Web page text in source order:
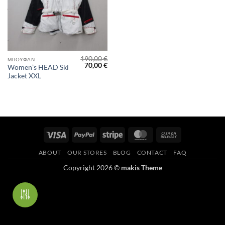
ΜΠΟΥΦΆΝ
Women’s HEAD Ski
Jacket XXL
190,00€
Original
price
70,00€Η
Visa PayPal Stripe MasterCard
Delivery
ABOUT OUR STORES BLOG CONTACT FAQ
Copyright 2026 © makis Theme